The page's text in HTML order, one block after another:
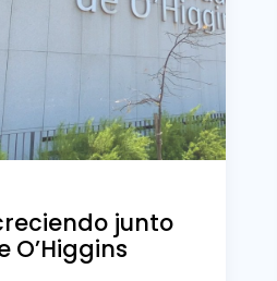
junto
O’Higgins